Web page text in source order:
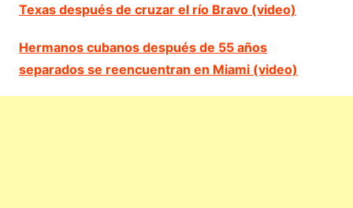
Texas después de cruzar el río Bravo (video)
Hermanos cubanos después de 55 años
separados se reencuentran en Miami (video)